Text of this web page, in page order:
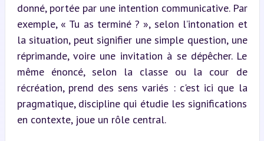
donné, portée par une intention communicative. Par
exemple, « Tu as terminé ? », selon l’intonation et
la situation, peut signifier une simple question, une
réprimande, voire une invitation à se dépêcher. Le
même énoncé, selon la classe ou la cour de
récréation, prend des sens variés : c'est ici que la
pragmatique, discipline qui étudie les significations
en contexte, joue un rôle central.